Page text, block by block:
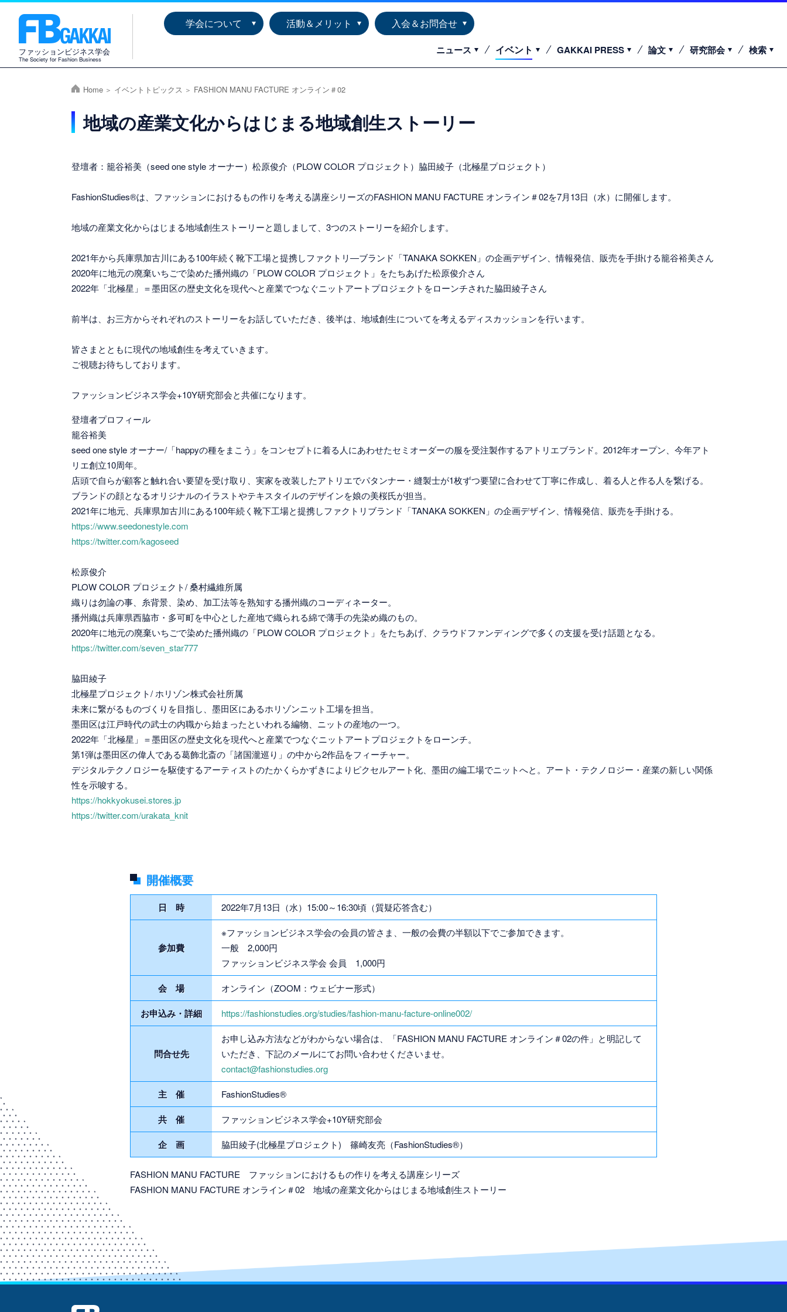
ファッションビジネス学会
The Society for Fashion Business
学会について 活動＆メリット 入会＆お問合せ
ニュース イベント GAKKAI PRESS 論文 研究部会 検索
Home イベントトピックス FASHION MANU FACTURE オンライン＃02
地域の産業文化からはじまる地域創生ストーリー
登壇者：籠谷裕美（seed one style オーナー）松原俊介（PLOW COLOR プロジェクト）脇田綾子（北極星プロジェクト）
FashionStudies®は、ファッションにおけるもの作りを考える講座シリーズのFASHION MANU FACTURE オンライン＃02を7月13日（水）に開催します。
地域の産業文化からはじまる地域創生ストーリーと題しまして、3つのストーリーを紹介します。
2021年から兵庫県加古川にある100年続く靴下工場と提携しファクトリ―ブランド「TANAKA SOKKEN」の企画デザイン、情報発信、販売を手掛ける籠谷裕美さん
2020年に地元の廃棄いちごで染めた播州織の「PLOW COLOR プロジェクト」をたちあげた松原俊介さん
2022年「北極星」＝墨田区の歴史文化を現代へと産業でつなぐニットアートプロジェクトをローンチされた脇田綾子さん
前半は、お三方からそれぞれのストーリーをお話していただき、後半は、地域創生についてを考えるディスカッションを行います。
皆さまとともに現代の地域創生を考えていきます。
ご視聴お待ちしております。
ファッションビジネス学会+10Y研究部会と共催になります。
登壇者プロフィール
籠谷裕美
seed one style オーナー/「happyの種をまこう」をコンセプトに着る人にあわせたセミオーダーの服を受注製作するアトリエブランド。2012年オープン、今年アト
リエ創立10周年。
店頭で自らが顧客と触れ合い要望を受け取り、実家を改装したアトリエでパタンナー・縫製士が1枚ずつ要望に合わせて丁寧に作成し、着る人と作る人を繋げる。
ブランドの顔となるオリジナルのイラストやテキスタイルのデザインを娘の美桜氏が担当。
2021年に地元、兵庫県加古川にある100年続く靴下工場と提携しファクトリブランド「TANAKA SOKKEN」の企画デザイン、情報発信、販売を手掛ける。
https://www.seedonestyle.com
https://twitter.com/kagoseed
松原俊介
PLOW COLOR プロジェクト/ 桑村繊維所属
織りは勿論の事、糸背景、染め、加工法等を熟知する播州織のコーディネーター。
播州織は兵庫県西脇市・多可町を中心とした産地で織られる綿で薄手の先染め織のもの。
2020年に地元の廃棄いちごで染めた播州織の「PLOW COLOR プロジェクト」をたちあげ、クラウドファンディングで多くの支援を受け話題となる。
https://twitter.com/seven_star777
脇田綾子
北極星プロジェクト/ ホリゾン株式会社所属
未来に繋がるものづくりを目指し、墨田区にあるホリゾンニット工場を担当。
墨田区は江戸時代の武士の内職から始まったといわれる編物、ニットの産地の一つ。
2022年「北極星」＝墨田区の歴史文化を現代へと産業でつなぐニットアートプロジェクトをローンチ。
第1弾は墨田区の偉人である葛飾北斎の「諸国瀧巡り」の中から2作品をフィーチャー。
デジタルテクノロジーを駆使するアーティストのたかくらかずきによりピクセルアート化、墨田の編工場でニットへと。アート・テクノロジー・産業の新しい関係
性を示唆する。
https://hokkyokusei.stores.jp
https://twitter.com/urakata_knit
開催概要
日 時 2022年7月13日（水）15:00～16:30頃（質疑応答含む）
参加費
※ファッションビジネス学会の会員の皆さま、一般の会費の半額以下でご参加できます。
一般 2,000円
ファッションビジネス学会 会員 1,000円
会 場 オンライン（ZOOM：ウェビナー形式）
お申込み・詳細 https://fashionstudies.org/studies/fashion-manu-facture-online002/
問合せ先
お申し込み方法などがわからない場合は、「FASHION MANU FACTURE オンライン＃02の件」と明記して
いただき、下記のメールにてお問い合わせくださいませ。
contact@fashionstudies.org
主 催 FashionStudies®
共 催 ファッションビジネス学会+10Y研究部会
企 画 脇田綾子(北極星プロジェクト) 篠崎友亮（FashionStudies®）
FASHION MANU FACTURE ファッションにおけるもの作りを考える講座シリーズ
FASHION MANU FACTURE オンライン＃02 地域の産業文化からはじまる地域創生ストーリー